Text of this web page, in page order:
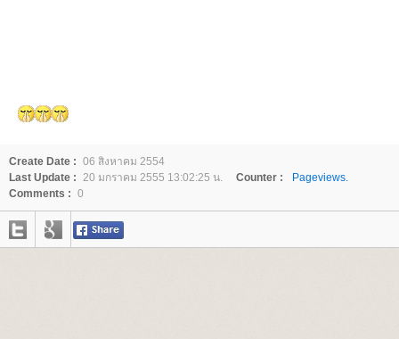
Create Date : 06 สิงหาคม 2554
Last Update : 20 มกราคม 2555 13:02:25 น. Counter :
Pageviews.
Comments : 0